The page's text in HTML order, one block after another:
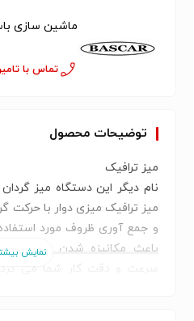
ماشین سازی
تماس با
توضیحات محصول
میز ترافیک
نام دیگر این دستگاه میز
میز ترافیک میزی دوار با
و جمع آوری ظروف مورد
باعث مکانیزه شدن هرچه
سرعت و دقت کار شما می